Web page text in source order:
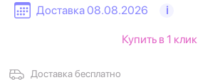
Доставка 08.08.2026 i
Доставка бесплатно
Купить в 1 клик